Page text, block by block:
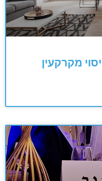
מקרקעין